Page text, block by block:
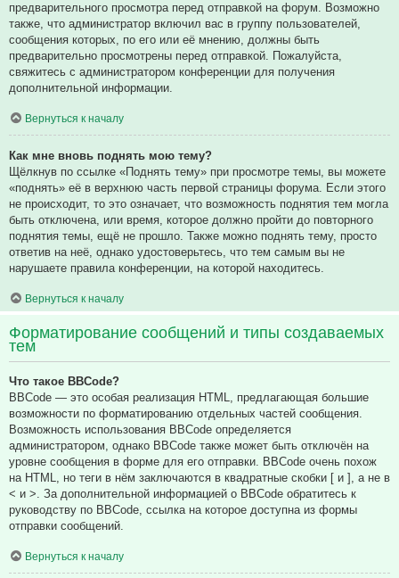
предварительного просмотра перед отправкой на форум. Возможно
также, что администратор включил вас в группу пользователей,
сообщения которых, по его или её мнению, должны быть
предварительно просмотрены перед отправкой. Пожалуйста,
свяжитесь с администратором конференции для получения
дополнительной информации.
Вернуться к началу
Как мне вновь поднять мою тему?
Щёлкнув по ссылке «Поднять тему» при просмотре темы, вы можете
«поднять» её в верхнюю часть первой страницы форума. Если этого
не происходит, то это означает, что возможность поднятия тем могла
быть отключена, или время, которое должно пройти до повторного
поднятия темы, ещё не прошло. Также можно поднять тему, просто
ответив на неё, однако удостоверьтесь, что тем самым вы не
нарушаете правила конференции, на которой находитесь.
Вернуться к началу
Форматирование сообщений и типы создаваемых
тем
Что такое BBCode?
BBCode — это особая реализация HTML, предлагающая большие
возможности по форматированию отдельных частей сообщения.
Возможность использования BBCode определяется
администратором, однако BBCode также может быть отключён на
уровне сообщения в форме для его отправки. BBCode очень похож
на HTML, но теги в нём заключаются в квадратные скобки [ и ], а не в
< и >. За дополнительной информацией о BBCode обратитесь к
руководству по BBCode, ссылка на которое доступна из формы
отправки сообщений.
Вернуться к началу